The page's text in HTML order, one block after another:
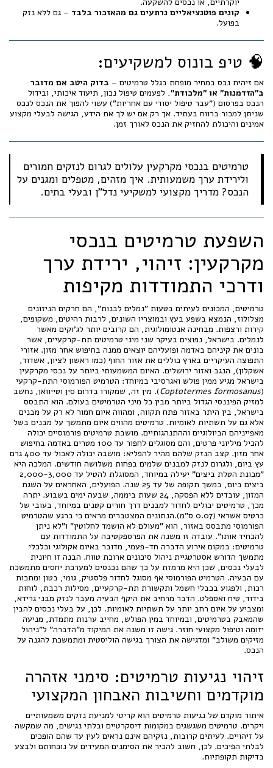
יוקרתיים, או נכסים להשקעה.
קונים פוטנציאליים נרתעים גם מהאזכור בלבד – גם ללא נזק
בפועל.
🧠 טיפ בונוס למשקיעים:
אם זיהית נכס במחיר מופחת בגלל טרמיטים – בדוק היטב אם מדובר
ב"הזדמנות" או "מלכודת". לפעמים טיפול נכון, תיעוד איכותי, ובידול
הנכס בפרסום ("עבר טיפול יסודי עם אחריות") עשוי להפוך את הנכס לנכס
שניתן למכור ברווח בעתיד. אך רק אם יש לך את הידע, הגישה לבעלי מקצוע
אמינים והיכולת להחזיק את הנכס לאורך זמן.
טרמיטים בנכסי מקרקעין עלולים לגרום לנזקים חמורים
ולירידת ערך משמעותית. איך מזהים, מטפלים ומגנים על
הנכס? מדריך מקצועי למשקיעי נדל"ן ובעלי בתים.
השפעת טרמיטים בנכסי
מקרקעין: זיהוי, ירידת ערך
ודרכי התמודדות מקיפות
טרמיטים, המכונים לעיתים בטעות "נמלים לבנות", הם חרקים הניזונים
מצלולוז, הנמצא בשפע בעץ ובמוצריו השונים, לרבות רהיטים, משקופים,
קירות ורצפות. מבחינה אנטומולוגית, הם קרובים יותר לג'וקים מאשר
לנמלים. בישראל, נפוצים בעיקר שני מיני טרמיטים תת-קרקעיים, אשר
בונים את קיניהם באדמה ופועליהם יוצאים ממנה בחיפוש אחר מזון. אזורי
התפוצה העיקריים בארץ כוללים את אזור החוף (כמו ראשון לציון, אשדוד,
אשקלון), הנגב ואזור ירושלים. האיום המשמעותי ביותר על נכסי מקרקעין
בישראל מגיע ממין פולש ואגרסיבי במיוחד: הטרמיט הפורמוסי התת-קרקעי
(
Coptotermes formosanus). מין זה, שמקורו בדרום סין וטייוואן, נחשב
למזיק הפיננסי הגדול ביותר מבין כל מיני הטרמיטים בעולם. הוא התבסס
בישראל, בין היתר באזור פתח תקווה, ומהווה איום חמור לא רק על מבנים
אלא גם על תשתיות לאומיות. טרמיטים מהווים איום מתמשך על מבנים בשל
מאפייניהם הביולוגיים וההתנהגותיים. מושבת טרמיטים פורמוסיים יכולה
להכיל מיליוני פרטים, והם מסוגלים לחפור עד 100 מטרים באדמה בחיפוש
אחר מזון. קצב הנזק שלהם מהיר להפליא: מושבה יכולה לאכול עד 400 גרם
עץ ביום, ולגרום לנזק למבנים שלמים בפחות משלושה חודשים. המלכה היא
"מכונת הטלת ביצים" יעילה במיוחד, המסוגלת להטיל עד 2,000-3,000
ביצים ביום, במשך תקופה של עד 25 שנה. הפועלים, האחראים על השגת
המזון, עובדים ללא הפסקה, 24 שעות ביממה, שבעה ימים בשבוע. יתרה
מכך, טרמיטים יכולים לחדור למבנים דרך חורים קטנים במיוחד, בעובי של
כרטיס אשראי (0.07 ס"מ).הנתונים המצטברים מראים כי ברגע שהטרמיט
הפורמוסי מתבסס באזור, הוא "מעולם לא הושמד לחלוטין" ו"לא ניתן
להכחיד אותו". עובדה זו משנה את הפרספקטיבה על התמודדות עם
טרמיטים: במקום אירוע הדברה חד-פעמי, מדובר באיום אקולוגי וכלכלי
מתמשך הדורש אסטרטגיית ניהול סיכונים ארוכת טווח. הבנה זו חיונית
לבעלי נכסים, שכן היא מרמזת על כך שהם נכנסים למערכת יחסים מתמשכת
עם הבעיה. הטרמיט הפורמוסי אף מסוגל לחדור פלסטיק, גומי, בטון ומתכות
רכות, ולפגוע בכבלי חשמל ותקשורת תת-קרקעיים, מסילות רכבת, לוחות
בידוד, טיח ואספלט. הדבר מרחיב את היקף הבעיה מעבר לנזק מבני גרידא,
ומצביע על איום רחב יותר על תשתיות לאומיות. לכן, על בעלי נכסים להבין
שהמאבק בטרמיטים, ובמיוחד במין הפולש, מחייב ערנות מתמדת, מניעה
יזומה וטיפול מקצועי חוזר. גישה זו משנה את המיקוד מ"הדברה" ל"ניהול
מזיקים משולב" ומדגישה את הצורך בגישה הוליסטית ומתמשכת להגנה על
הנכס.
זיהוי נגיעות טרמיטים: סימני אזהרה
מוקדמים וחשיבות האבחון המקצועי
איתור מוקדם של נגיעות טרמיטים הוא קריטי למניעת נזקים משמעותיים
ויקרים. טרמיטים משגשגים במקומות דיסקרטיים ובלתי נגישים, מה שמקשה
על זיהויים. לעיתים קרובות, נזקיהם אינם נראים לעין עד שהם הופכים
לבלתי הפיכים. לכן, חשוב להכיר את הסימנים המעידים על נוכחותם ולבצע
בדיקות תקופתיות.